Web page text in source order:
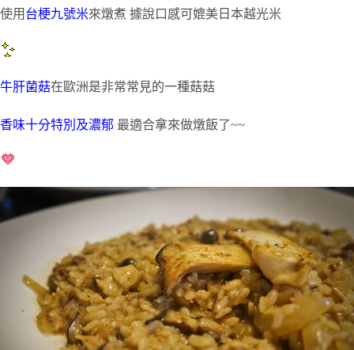
使用 台梗九號米來燉煮 據說口感可媲美日本越光米
牛肝菌菇在歐洲是非常常見的一種菇菇
香味十分特別及濃郁 最適合拿來做燉飯了~~